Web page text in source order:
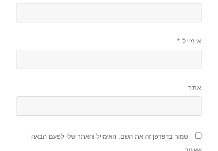
אימייל *
אתר
שמור בדפדפן זה את השם, האימייל והאתר שלי לפעם הבאה